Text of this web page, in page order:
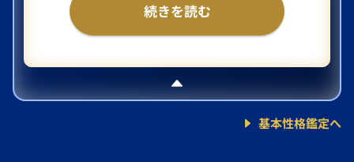
続きを読む
基本性格鑑定へ